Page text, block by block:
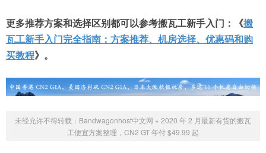
更多推荐方案和选择区别都可以参考搬瓦工新手入门：《搬
瓦工新手入门完全指南：方案推荐、机房选择、优惠码和购
买教程》。
未经允许不得转载： Bandwagonhost中文网 » 2020 年 2 月最新有货的搬瓦
工便宜方案整理，CN2 GT 年付 $49.99 起